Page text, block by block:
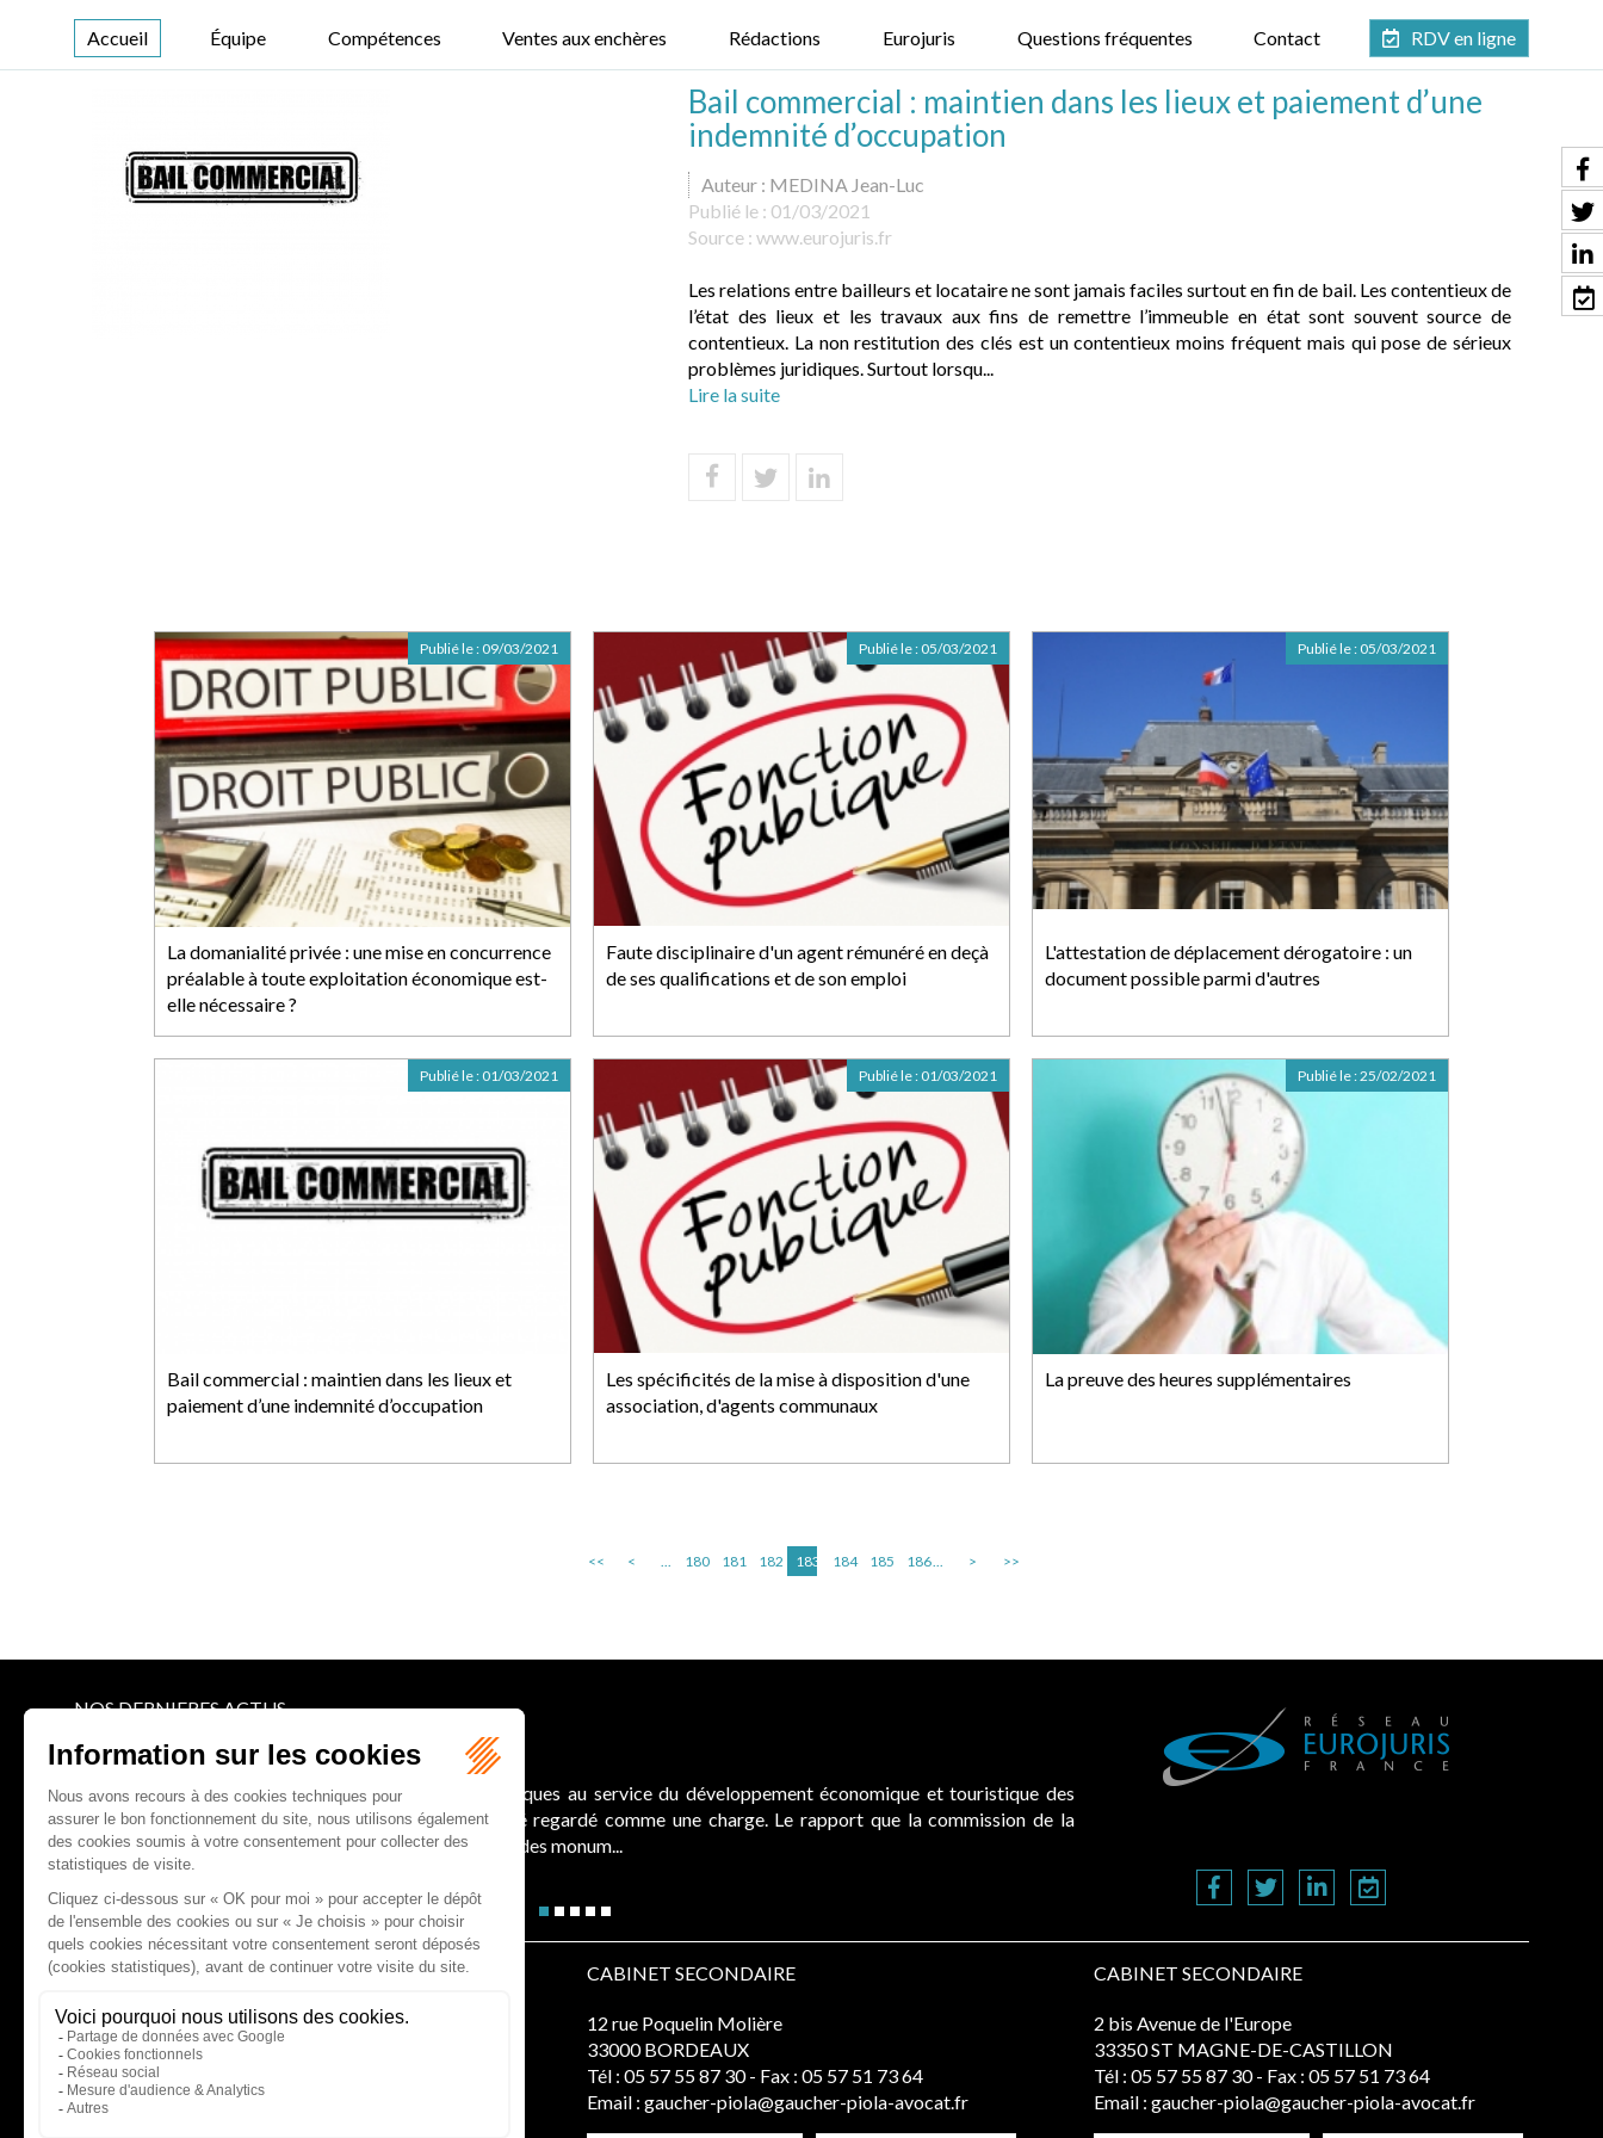
Accueil Équipe Compétences Ventes aux enchères Rédactions Eurojuris Questions fréquentes Contact RDV en ligne
Bail commercial : maintien dans les lieux et paiement d’une
indemnité d’occupation
Auteur : MEDINA Jean-Luc
Publié le : 01/03/2021
Source : www.eurojuris.fr
Les relations entre bailleurs et locataire ne sont jamais faciles surtout en fin de bail. Les contentieux de
l’état des lieux et les travaux aux fins de remettre l’immeuble en état sont souvent source de
contentieux. La non restitution des clés est un contentieux moins fréquent mais qui pose de sérieux
problèmes juridiques. Surtout lorsqu...
Lire la suite
La domanialité privée : une mise en concurrence
préalable à toute exploitation économique est-
elle nécessaire ?
Publié le : 09/03/2021
Faute disciplinaire d'un agent rémunéré en deçà
de ses qualifications et de son emploi
Publié le : 05/03/2021
L'attestation de déplacement dérogatoire : un
document possible parmi d'autres
Publié le : 05/03/2021
Bail commercial : maintien dans les lieux et
paiement d’une indemnité d’occupation
Publié le : 01/03/2021
Les spécificités de la mise à disposition d'une
association, d'agents communaux
Publié le : 01/03/2021
La preuve des heures supplémentaires
Publié le :25/02/2021
<< < ... 180 181 182 183 184 185 186... > >>
NOS DERNIERES ACTUS
Le joug léger des monuments historiques
Pour une gestion patrimoniale des monuments historiques au service du développement économique et touristique des
collectivités Le monument historique a longtemps été regardé comme une charge. Le rapport que la commission de la
culture du Sénat a consacré, en juillet 2026, à la gestion des monum...
CABINET D'AVOCATS GAUCHER-PIOLA
20 avenue Galliéni - 33500 LIBOURNE
Tél :05 57 55 87 30 - Fax : 05 57 51 73 64
Email :gaucher-piola@gaucher-piola-avocat.fr
CABINET SECONDAIRE
12 rue Poquelin Molière
33000 BORDEAUX
Tél : 05 57 55 87 30 - Fax : 05 57 51 73 64
Email : gaucher-piola@gaucher-piola-avocat.fr
CABINET SECONDAIRE
2 bis Avenue de l'Europe
33350 ST MAGNE-DE-CASTILLON
Tél : 05 57 55 87 30 - Fax : 05 57 51 73 64
Email : gaucher-piola@gaucher-piola-avocat.fr